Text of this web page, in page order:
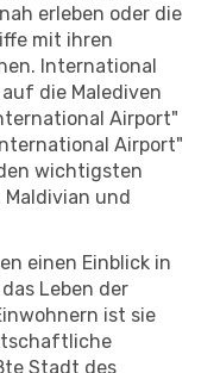
erleben oder die
mit ihren
International
die Malediven
Airport"
Airport"
wichtigsten
Maldivian und
einen Einblick in
Leben der
ist sie
Stadt des